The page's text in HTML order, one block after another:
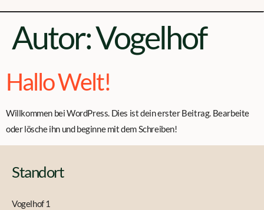
Autor:Vogelhof
Hallo Welt!
Willkommen bei WordPress. Dies ist dein erster Beitrag. Bearbeite
oder lösche ihn und beginne mit dem Schreiben!
Standort
Vogelhof 1